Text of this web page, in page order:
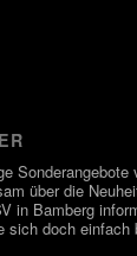
Sonderangebote
über die
in Bamberg
sich doch einfach